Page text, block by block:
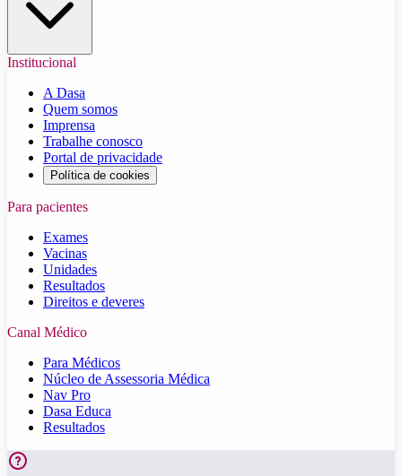
Institucional
A Dasa
Quem somos
Imprensa
Trabalhe conosco
Portal de privacidade
Política de cookies
Para pacientes
Exames
Vacinas
Unidades
Resultados
Direitos e deveres
Canal Médico
Para Médicos
Núcleo de Assessoria Médica
Nav Pro
Dasa Educa
Resultados